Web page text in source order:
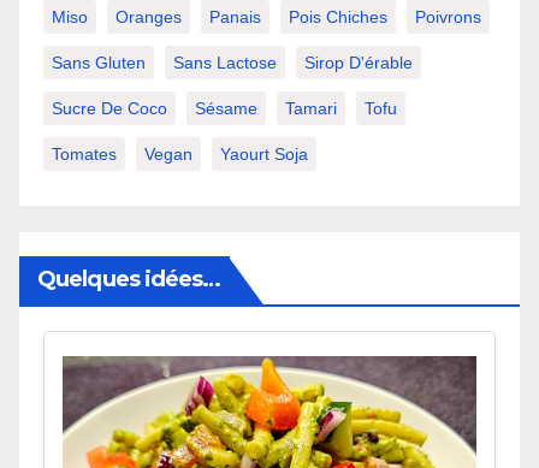
Miso Oranges Panais Pois Chiches Poivrons
Sans Gluten Sans Lactose Sirop D'érable
Sucre De Coco Sésame Tamari Tofu
Tomates Vegan Yaourt Soja
Quelques idées…